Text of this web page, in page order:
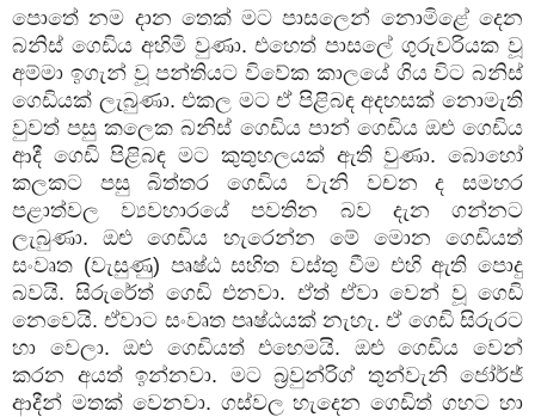
පොතේ නම දාන තෙක් මට පාසලෙන් නොමිළේ දෙන
බනිස් ගෙඩිය අහිමි වුණා. එහෙත් පාසලේ ගුරුවරියක වූ
අම්මා ඉගැන් වූ පන්තියට විවේක කාලයේ ගිය විට බනිස්
ගෙඩියක් ලැබුණා. එකල මට ඒ පිළිබඳ අදහසක් නොමැති
වුවත් පසු කලෙක බනිස් ගෙඩිය පාන් ගෙඩිය ඔළු ගෙඩිය
ආදී ගෙඩි පිළිබඳ මට කුතුහලයක් ඇති වුණා. බොහෝ
කලකට පසු බිත්තර ගෙඩිය වැනි වචන ද සමහර
පළාත්වල ව්‍යවහාරයේ පවතින බව දැන ගන්නට
ලැබුණා. ඔළු ගෙඩිය හැරෙන්න මේ මොන ගෙඩියත්
සංවෘත (වැසුණු) පෘෂ්ඨ සහිත වස්තු වීම එහි ඇති පොදු
බවයි. සිරුරේත් ගෙඩි එනවා. ඒත් ඒවා වෙන් වූ ගෙඩි
නෙවෙයි. ඒවාට සංවෘත පෘෂ්ඨයක් නැහැ. ඒ ගෙඩි සිරුරට
හා වෙලා. ඔළු ගෙඩියත් එහෙමයි. ඔළු ගෙඩිය වෙන්
කරන අයත් ඉන්නවා. මට බ්‍රවුන්රිග් තුන්වැනි ජෝර්ජ්
ආදීන් මතක් වෙනවා. ගස්වල හැදෙන ගෙඩිත් ගහට හා